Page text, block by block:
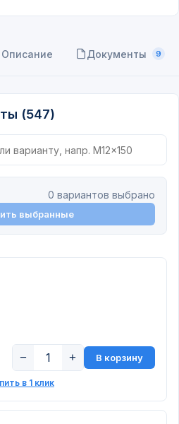
Описание Документы 9
(547)
0 вариантов выбрано
выбранные
− + В корзину
в 1 клик